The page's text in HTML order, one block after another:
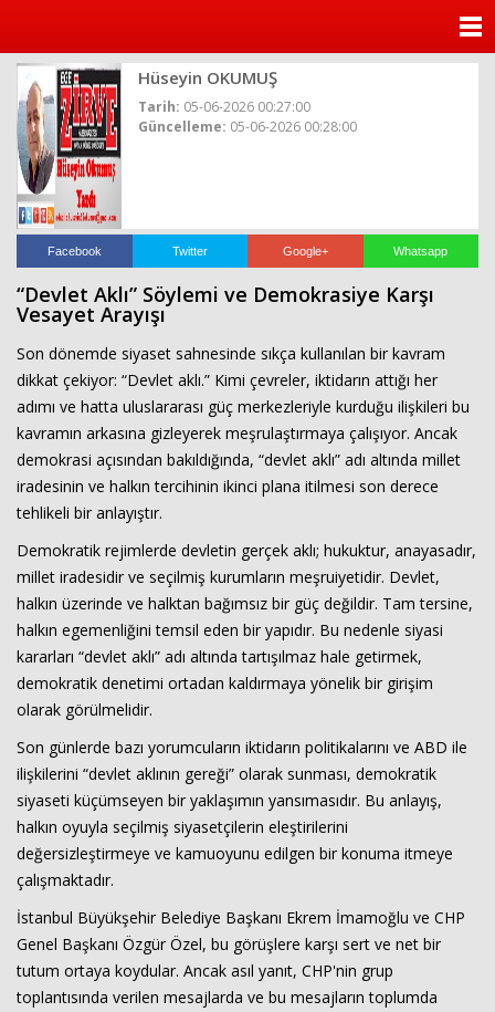
Hüseyin OKUMUŞ
Tarih: 05-06-2026 00:27:00
Güncelleme: 05-06-2026 00:28:00
Facebook Twitter Google+ Whatsapp
“Devlet Aklı” Söylemi ve Demokrasiye Karşı
Vesayet Arayışı
Son dönemde siyaset sahnesinde sıkça kullanılan bir kavram
dikkat çekiyor: “Devlet aklı.” Kimi çevreler, iktidarın attığı her
adımı ve hatta uluslararası güç merkezleriyle kurduğu ilişkileri bu
kavramın arkasına gizleyerek meşrulaştırmaya çalışıyor. Ancak
demokrasi açısından bakıldığında, “devlet aklı” adı altında millet
iradesinin ve halkın tercihinin ikinci plana itilmesi son derece
tehlikeli bir anlayıştır.
Demokratik rejimlerde devletin gerçek aklı; hukuktur, anayasadır,
millet iradesidir ve seçilmiş kurumların meşruiyetidir. Devlet,
halkın üzerinde ve halktan bağımsız bir güç değildir. Tam tersine,
halkın egemenliğini temsil eden bir yapıdır. Bu nedenle siyasi
kararları “devlet aklı” adı altında tartışılmaz hale getirmek,
demokratik denetimi ortadan kaldırmaya yönelik bir girişim
olarak görülmelidir.
Son günlerde bazı yorumcuların iktidarın politikalarını ve ABD ile
ilişkilerini “devlet aklının gereği” olarak sunması, demokratik
siyaseti küçümseyen bir yaklaşımın yansımasıdır. Bu anlayış,
halkın oyuyla seçilmiş siyasetçilerin eleştirilerini
değersizleştirmeye ve kamuoyunu edilgen bir konuma itmeye
çalışmaktadır.
İstanbul Büyükşehir Belediye Başkanı Ekrem İmamoğlu ve CHP
Genel Başkanı Özgür Özel, bu görüşlere karşı sert ve net bir
tutum ortaya koydular. Ancak asıl yanıt, CHP'nin grup
toplantısında verilen mesajlarda ve bu mesajların toplumda
YAZARLAR
VİDEO GALERİ
KÜNYE
İLETİŞİM